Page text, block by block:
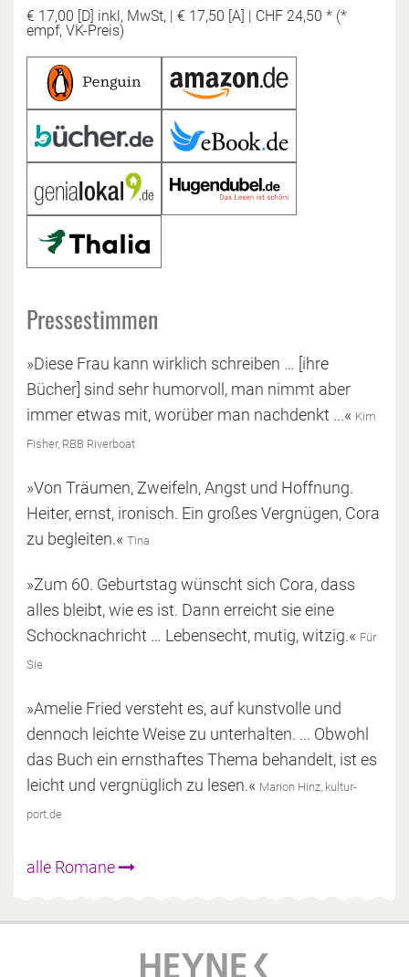
€ 17,00 [D] inkl, MwSt, € 17,50 [A]
CHF 24,50 * (*
empf, VK-Preis)
Pressestimmen
»Diese Frau kann wirklich schreiben … [ihre
Bücher] sind sehr humorvoll, man nimmt aber
immer etwas mit, worüber man nachdenkt ...« Kim
Fisher, RBB Riverboat
»Von Träumen, Zweifeln, Angst und Hoffnung.
Heiter, ernst, ironisch. Ein großes Vergnügen, Cora
zu begleiten.«Tina
»Zum 60. Geburtstag wünscht sich Cora, dass
alles bleibt, wie es ist. Dann erreicht sie eine
Schocknachricht … Lebensecht, mutig, witzig.« Für
Sie
»Amelie Fried versteht es, auf kunstvolle und
dennoch leichte Weise zu unterhalten. ... Obwohl
das Buch ein ernsthaftes Thema behandelt, ist es
leicht und vergnüglich zu lesen.« Marion Hinz, kultur-
port.de
alle Romane